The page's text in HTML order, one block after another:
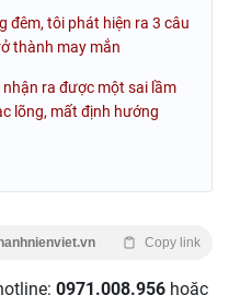
đêm, tôi phát hiện ra 3 câu
thành may mắn
nhận ra được một sai lầm
lõng, mất định hướng
Copy link
0971.008.956 hoặc